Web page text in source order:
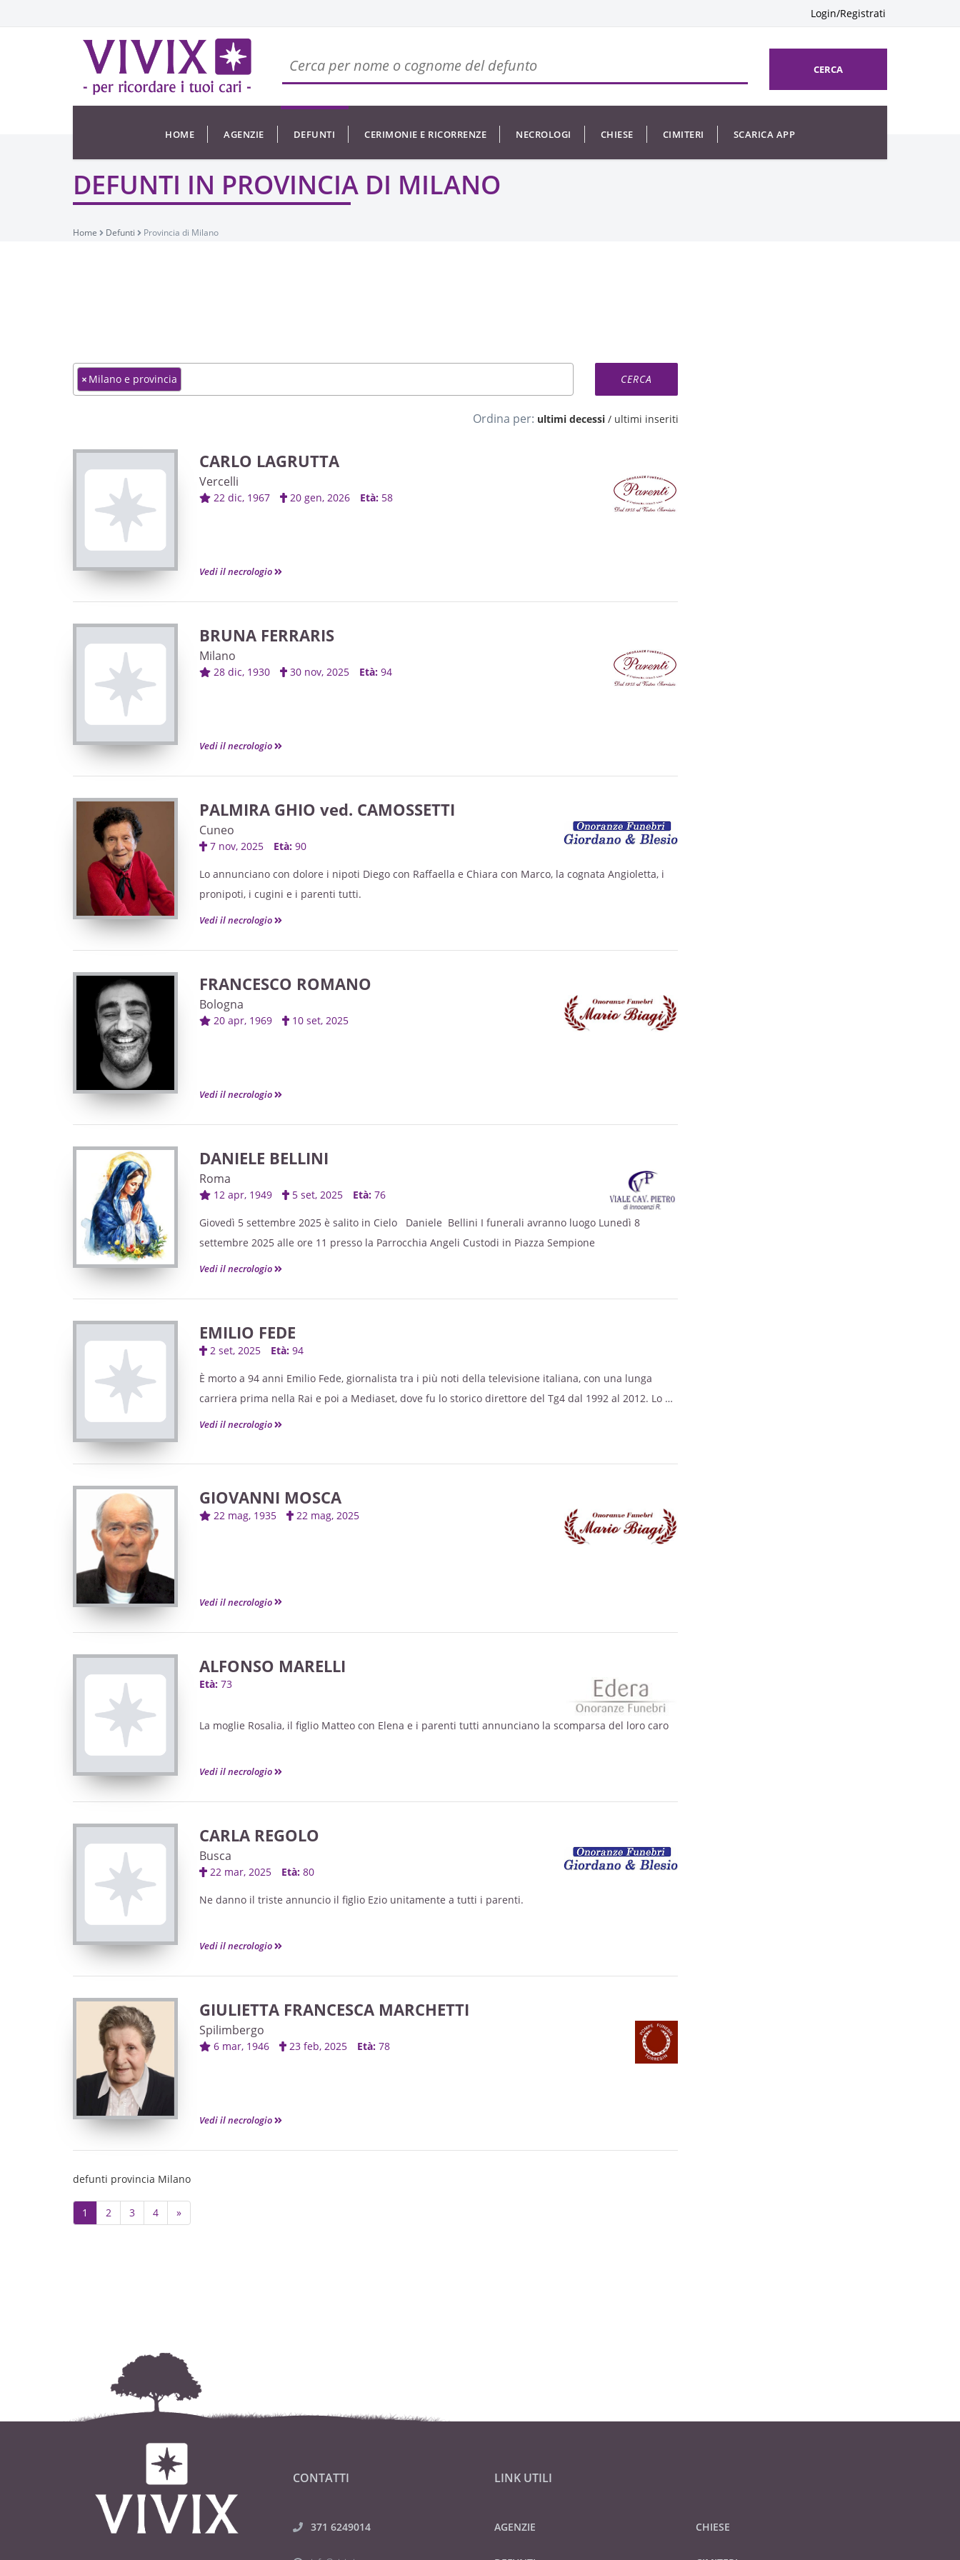
Login/Registrati
CERCA
HOME AGENZIE DEFUNTI CERIMONIE E RICORRENZE NECROLOGI CHIESE CIMITERI SCARICA APP
DEFUNTI IN PROVINCIA DI MILANO
Home Defunti Provincia di Milano
× Milano e provincia
Ordina per: ultimi decessi/ ultimi inseriti
CARLO LAGRUTTA
Vercelli
22 dic, 1967 20 gen, 2026 Età: 58
Vedi il necrologio
BRUNA FERRARIS
Milano
28 dic, 1930 30 nov, 2025 Età: 94
Vedi il necrologio
PALMIRA GHIO ved. CAMOSSETTI
Cuneo
7 nov, 2025 Età:90
Lo annunciano con dolore i nipoti Diego con Raffaella e Chiara con Marco, la cognata Angioletta, i
pronipoti, i cugini e i parenti tutti.
Vedi il necrologio
FRANCESCO ROMANO
Bologna
20 apr, 1969 10 set, 2025
Vedi il necrologio
DANIELE BELLINI
Roma
12 apr, 1949 5 set, 2025 Età: 76
Giovedì 5 settembre 2025 è salito in Cielo Daniele Bellini I funerali avranno luogo Lunedì 8
settembre 2025 alle ore 11 presso la Parrocchia Angeli Custodi in Piazza Sempione
Vedi il necrologio
EMILIO FEDE
2 set, 2025 Età:94
È morto a 94 anni Emilio Fede, giornalista tra i più noti della televisione italiana, con una lunga
carriera prima nella Rai e poi a Mediaset, dove fu lo storico direttore del Tg4 dal 1992 al 2012. Lo ha
detto la figlia al Corriere della Sera. Conducendo quotidianamente il telegiornale serale su una
Vedi il necrologio
GIOVANNI MOSCA
22 mag, 1935 22 mag, 2025
Vedi il necrologio
ALFONSO MARELLI
Età: 73
La moglie Rosalia, il figlio Matteo con Elena e i parenti tutti annunciano la scomparsa del loro caro
Vedi il necrologio
CARLA REGOLO
Busca
22 mar, 2025 Età:80
Ne danno il triste annuncio il figlio Ezio unitamente a tutti i parenti.
Vedi il necrologio
GIULIETTA FRANCESCA MARCHETTI
Spilimbergo
6 mar, 1946 23 feb, 2025 Età: 78
Vedi il necrologio
defunti provincia Milano
1 2 3 4 »Next
CONTATTI
371 6249014
LINK UTILI
AGENZIE CHIESE